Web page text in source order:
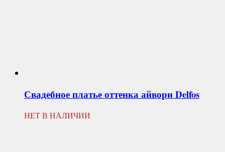
Свадебное платье оттенка айвориDelfos
НЕТ В НАЛИЧИИ